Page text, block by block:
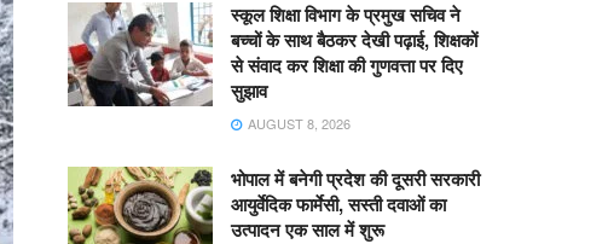
स्कूल शिक्षा विभाग के प्रमुख सचिव ने
बच्चों के साथ बैठकर देखी पढ़ाई, शिक्षकों
से संवाद कर शिक्षा की गुणवत्ता पर दिए
सुझाव
AUGUST 8, 2026
भोपाल में बनेगी प्रदेश की दूसरी सरकारी
आयुर्वेदिक फार्मेसी, सस्ती दवाओं का
उत्पादन एक साल में शुरू